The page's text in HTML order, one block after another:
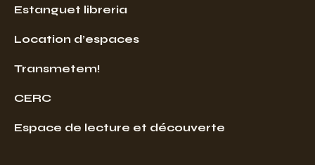
Estanguet libreria
Location d’espaces
Transmetem!
CERC
Espace de lecture et découverte